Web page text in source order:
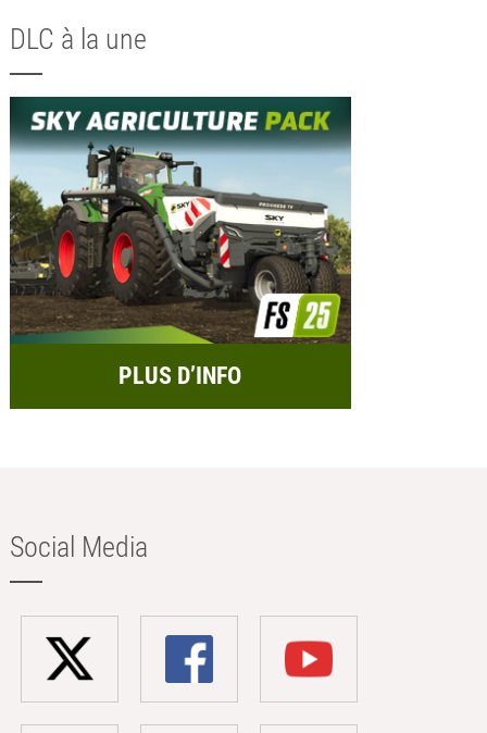
DLC à la une
PLUS D’INFO
Social Media